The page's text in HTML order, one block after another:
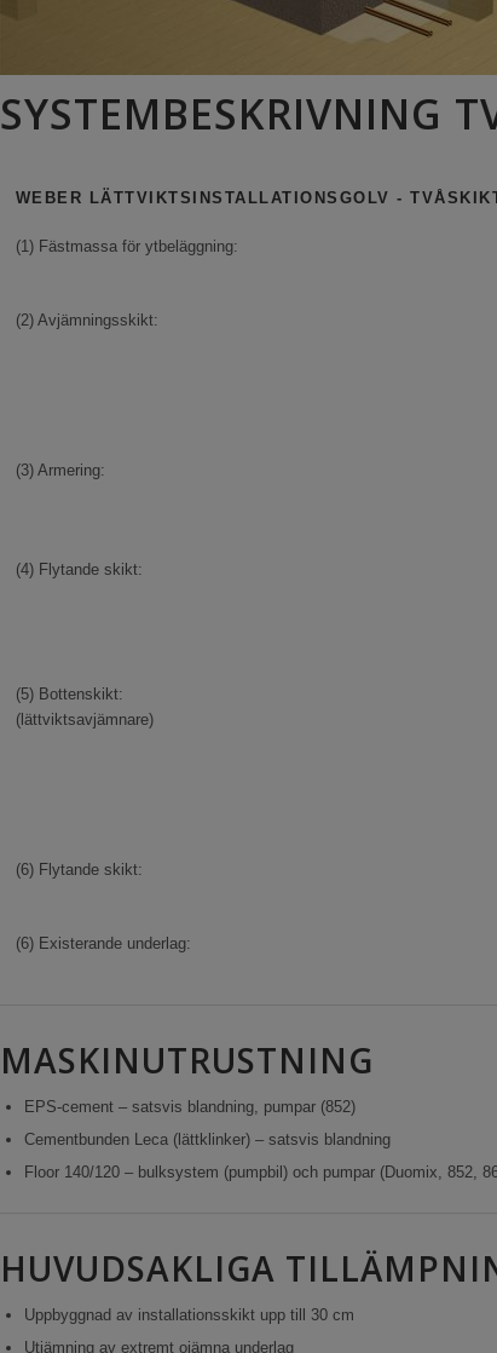
SYSTEMBESKRIVNING
WEBER LÄTTVIKTSINSTALLATIONSGOLV -
(1) Fästmassa för ytbeläggning:
(2) Avjämningsskikt:
(3) Armering:
(4) Flytande skikt:
(5) Bottenskikt:
(lättviktsavjämnare)
(6) Flytande skikt:
(6) Existerande underlag:
MASKINUTRUSTNING
EPS-cement – satsvis blandning, pumpar (852)
Cementbunden Leca (lättklinker) – satsvis blandning
Floor 140/120 – bulksystem (pumpbil) och pumpar (Duomix, 852,
HUVUDSAKLIGA
Uppbyggnad av installationsskikt upp till 30 cm
Utjämning av extremt ojämna underlag